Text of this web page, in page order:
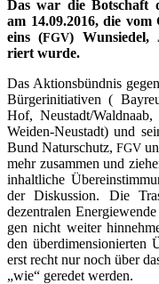
Das war die Bot­schaft
am 14.09.2016, die
eins (FGV) Wun­sie­del,
riert wurde.
Das Akti­ons­bünd­nis
Bür­ger­initia­ti­ven (
Hof, Neustadt/
Wei­den-Neu­stadt) und
Bund Natur­schutz, FGV
mehr zusam­men und
inhalt­li­che
der Dis­kus­si­on. Die
dezen­tra­len
gen nicht wei­ter
den über­di­men­sio­nier­ten
erst recht nur noch über
„wie“ gere­det werden.